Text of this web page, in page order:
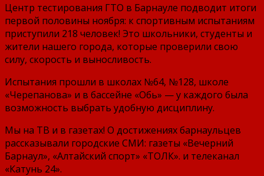
Центр тестирования ГТО в Барнауле подводит итоги
первой половины ноября: к спортивным испытаниям
приступили 218 человек! Это школьники, студенты и
жители нашего города, которые проверили свою
силу, скорость и выносливость.
Испытания прошли в школах №64, №128, школе
«Черепанова» и в бассейне «Обь» — у каждого была
возможность выбрать удобную дисциплину.
Мы на ТВ и в газетах! О достижениях барнаульцев
рассказывали городские СМИ: газеты «Вечерний
Барнаул», «Алтайский спорт» «ТОЛК». и телеканал
«Катунь 24».